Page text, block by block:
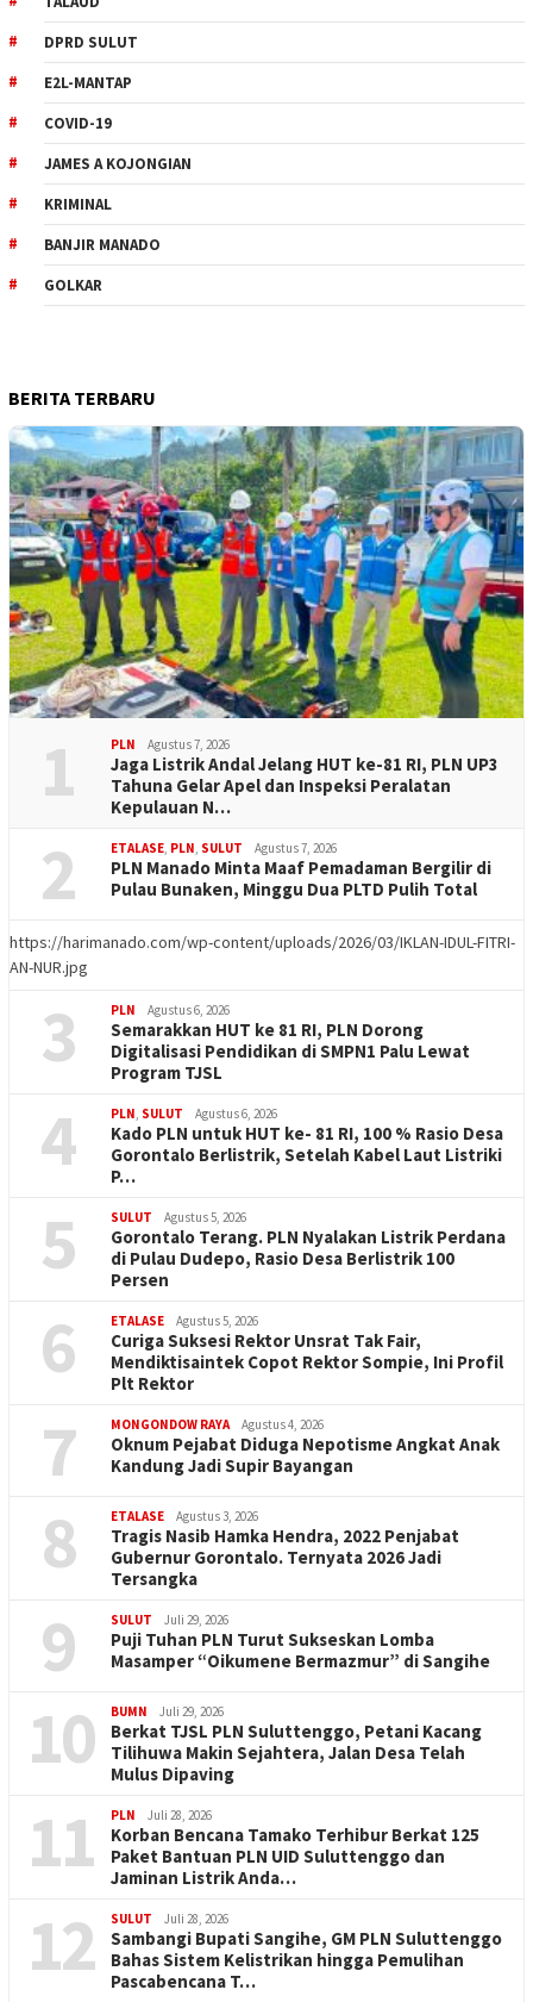
DPRD SULUT
E2L-MANTAP
COVID-19
JAMES A KOJONGIAN
KRIMINAL
BANJIR MANADO
GOLKAR
BERITA TERBARU
1 PLN Agustus 7, 2026
Jaga Listrik Andal Jelang HUT ke-81 RI, PLN UP3
Tahuna Gelar Apel dan Inspeksi Peralatan
Kepulauan N…
2 ETALASE, PLN, SULUT Agustus 7, 2026
PLN Manado Minta Maaf Pemadaman Bergilir di
Pulau Bunaken, Minggu Dua PLTD Pulih Total
https://harimanado.com/wp-content/uploads/2026/03/IKLAN-IDUL-FITRI-
AN-NUR.jpg
3 PLN Agustus 6, 2026
Semarakkan HUT ke 81 RI, PLN Dorong
Digitalisasi Pendidikan di SMPN1 Palu Lewat
Program TJSL
4 PLN, SULUT Agustus 6, 2026
Kado PLN untuk HUT ke- 81 RI, 100 % Rasio Desa
Gorontalo Berlistrik, Setelah Kabel Laut Listriki
P…
5 SULUT Agustus 5, 2026
Gorontalo Terang. PLN Nyalakan Listrik Perdana
di Pulau Dudepo, Rasio Desa Berlistrik 100
Persen
6 ETALASE Agustus 5, 2026
Curiga Suksesi Rektor Unsrat Tak Fair,
Mendiktisaintek Copot Rektor Sompie, Ini Profil
Plt Rektor
7 MONGONDOW RAYA Agustus 4, 2026
Oknum Pejabat Diduga Nepotisme Angkat Anak
Kandung Jadi Supir Bayangan
8 ETALASE Agustus 3, 2026
Tragis Nasib Hamka Hendra, 2022 Penjabat
Gubernur Gorontalo. Ternyata 2026 Jadi
Tersangka
9 SULUT Juli 29, 2026
Puji Tuhan PLN Turut Sukseskan Lomba
Masamper “Oikumene Bermazmur” di Sangihe
10 BUMN Juli 29, 2026
Berkat TJSL PLN Suluttenggo, Petani Kacang
Tilihuwa Makin Sejahtera, Jalan Desa Telah
Mulus Dipaving
11 PLN Juli 28, 2026
Korban Bencana Tamako Terhibur Berkat 125
Paket Bantuan PLN UID Suluttenggo dan
Jaminan Listrik Anda…
12 SULUT Juli 28, 2026
Sambangi Bupati Sangihe, GM PLN Suluttenggo
Bahas Sistem Kelistrikan hingga Pemulihan
Pascabencana T…